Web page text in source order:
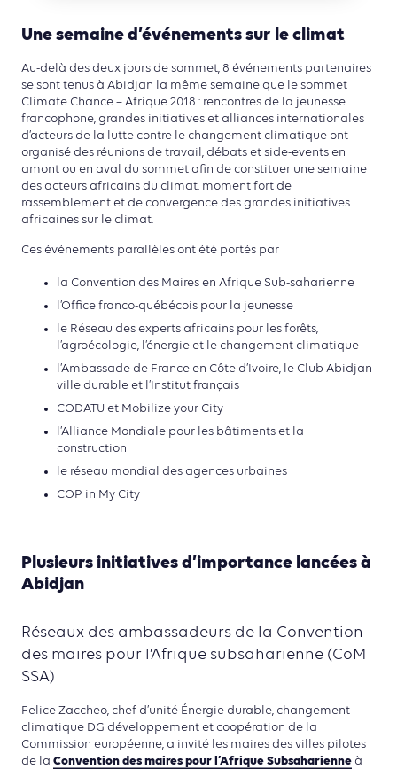
Une semaine d’événements sur le climat
Au-delà des deux jours de sommet, 8 événements partenaires
se sont tenus à Abidjan la même semaine que le sommet
Climate Chance – Afrique 2018 : rencontres de la jeunesse
francophone, grandes initiatives et alliances internationales
d’acteurs de la lutte contre le changement climatique ont
organisé des réunions de travail, débats et side-events en
amont ou en aval du sommet afin de constituer une semaine
des acteurs africains du climat, moment fort de
rassemblement et de convergence des grandes initiatives
africaines sur le climat.
Ces événements parallèles ont été portés par
la Convention des Maires en Afrique Sub-saharienne
l’Office franco-québécois pour la jeunesse
le Réseau des experts africains pour les forêts,
l’agroécologie, l’énergie et le changement climatique
l’Ambassade de France en Côte d’Ivoire, le Club Abidjan
ville durable et l’Institut français
CODATU et Mobilize your City
l’Alliance Mondiale pour les bâtiments et la
construction
le réseau mondial des agences urbaines
COP in My City
Plusieurs initiatives d’importance lancées à
Abidjan
Réseaux des ambassadeurs de la Convention
des maires pour l’Afrique subsaharienne (CoM
SSA)
Felice Zaccheo, chef d’unité Énergie durable, changement
climatique DG développement et coopération de la
Commission européenne, a invité les maires des villes pilotes
de la Convention des maires pour l’Afrique Subsaharienne à